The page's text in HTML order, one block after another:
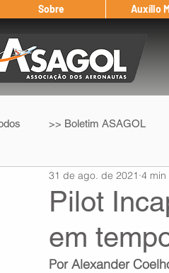
Sobre Auxílio
>> Boletim ASAGOL
>> Legislação >> IFALPA
Eleição ASAGOL Safety
Pilot
em
31 de ago. de 2021 4 min
Por Alexander